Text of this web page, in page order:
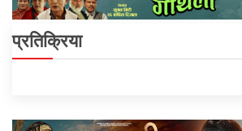
प्रतिक्रिया